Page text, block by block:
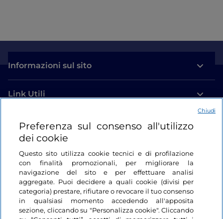
Informazioni sul sito
Link Utili
Login
Restiamo in contatto
Preferenza sul consenso all'utilizzo
dei cookie
Questo sito utilizza cookie tecnici e di profilazione
con finalità promozionali, per migliorare la
navigazione del sito e per effettuare analisi
aggregate. Puoi decidere a quali cookie (divisi per
categoria) prestare, rifiutare o revocare il tuo consenso
in qualsiasi momento accedendo all'apposita
sezione, cliccando su "Personalizza cookie". Cliccando
Chiudi